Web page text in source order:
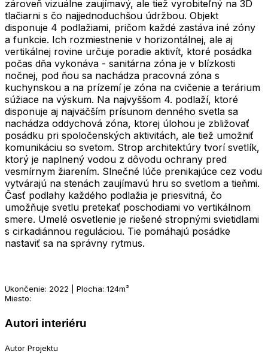
zároveň vizuálne zaujímavý, ale tiež vyrobiteľný na 3D
tlačiarni s čo najjednoduchšou údržbou. Objekt
disponuje 4 podlažiami, pričom každé zastáva iné zóny
a funkcie. Ich rozmiestnenie v horizontálnej, ale aj
vertikálnej rovine určuje poradie aktivít, ktoré posádka
počas dňa vykonáva - sanitárna zóna je v blízkosti
nočnej, pod ňou sa nachádza pracovná zóna s
kuchynskou a na prízemí je zóna na cvičenie a terárium
súžiace na výskum. Na najvyššom 4. podlaží, ktoré
disponuje aj najväčším prísunom denného svetla sa
nachádza oddychová zóna, ktorej úlohou je zbližovať
posádku pri spoločenských aktivitách, ale tiež umožniť
komunikáciu so svetom. Strop architektúry tvorí svetlík,
ktorý je naplnený vodou z dôvodu ochrany pred
vesmírnym žiarením. Slnečné lúče prenikajúce cez vodu
vytvárajú na stenách zaujímavú hru so svetlom a tieňmi.
Časť podlahy každého podlažia je priesvitná, čo
umožňuje svetlu pretekať poschodiami vo vertikálnom
smere. Umelé osvetlenie je riešené stropnými svietidlami
s cirkadiánnou reguláciou. Tie pomáhajú posádke
nastaviť sa na správny rytmus.
Ukončenie: 2022 | Plocha: 124m²
Miesto:
Autori interiéru
Autor Projektu